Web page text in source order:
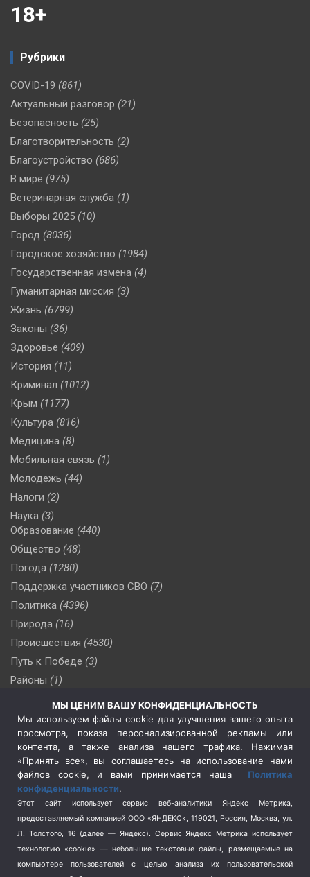
18+
Рубрики
COVID-19 (861)
Актуальный разговор (21)
Безопасность (25)
Благотворительность (2)
Благоустройство (686)
В мире (975)
Ветеринарная служба (1)
Выборы 2025 (10)
Город (8036)
Городское хозяйство (1984)
Государственная измена (4)
Гуманитарная миссия (3)
Жизнь (6799)
Законы (36)
Здоровье (409)
История (11)
Криминал (1012)
Крым (1177)
Культура (816)
Медицина (8)
Мобильная связь (1)
Молодежь (44)
Налоги (2)
Наука (3)
Образование (440)
Общество (48)
Погода (1280)
Поддержка участников СВО (7)
Политика (4396)
Природа (16)
Происшествия (4530)
Путь к Победе (3)
Районы (1)
(510)
Сельское хозяйство (3)
Социальная политика
(3)
Спецоперация в Украине
Спецоперация на Украине
(404)
Спорт (740)
Терроризм (1)
Транспорт (262)
Туризм (178)
МЫ ЦЕНИМ ВАШУ КОНФИДЕНЦИАЛЬНОСТЬ
Мы используем файлы cookie для улучшения вашего опыта
просмотра, показа персонализированной рекламы или
контента, а также анализа нашего трафика. Нажимая
«Принять все», вы соглашаетесь на использование нами
файлов cookie, и вами принимается наша Политика
конфиденциальности.
Этот сайт использует сервис веб-аналитики Яндекс Метрика,
предоставляемый компанией ООО «ЯНДЕКС», 119021, Россия, Москва, ул.
Л. Толстого, 16 (далее — Яндекс). Сервис Яндекс Метрика использует
технологию «cookie» — небольшие текстовые файлы, размещаемые на
компьютере пользователей с целью анализа их пользовательской